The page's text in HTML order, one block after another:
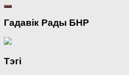
Гадавік Рады БНР
Тэгі